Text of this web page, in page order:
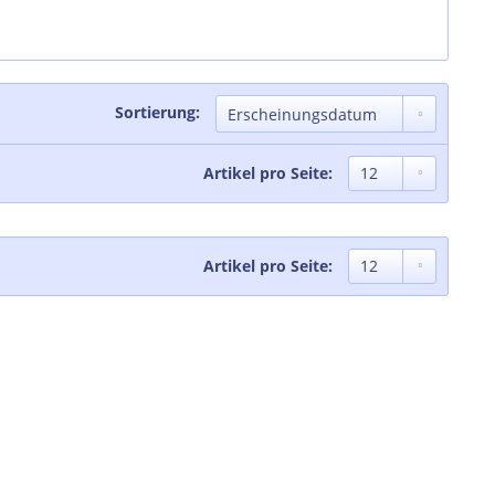
Sortierung:
Artikel pro Seite:
Artikel pro Seite: